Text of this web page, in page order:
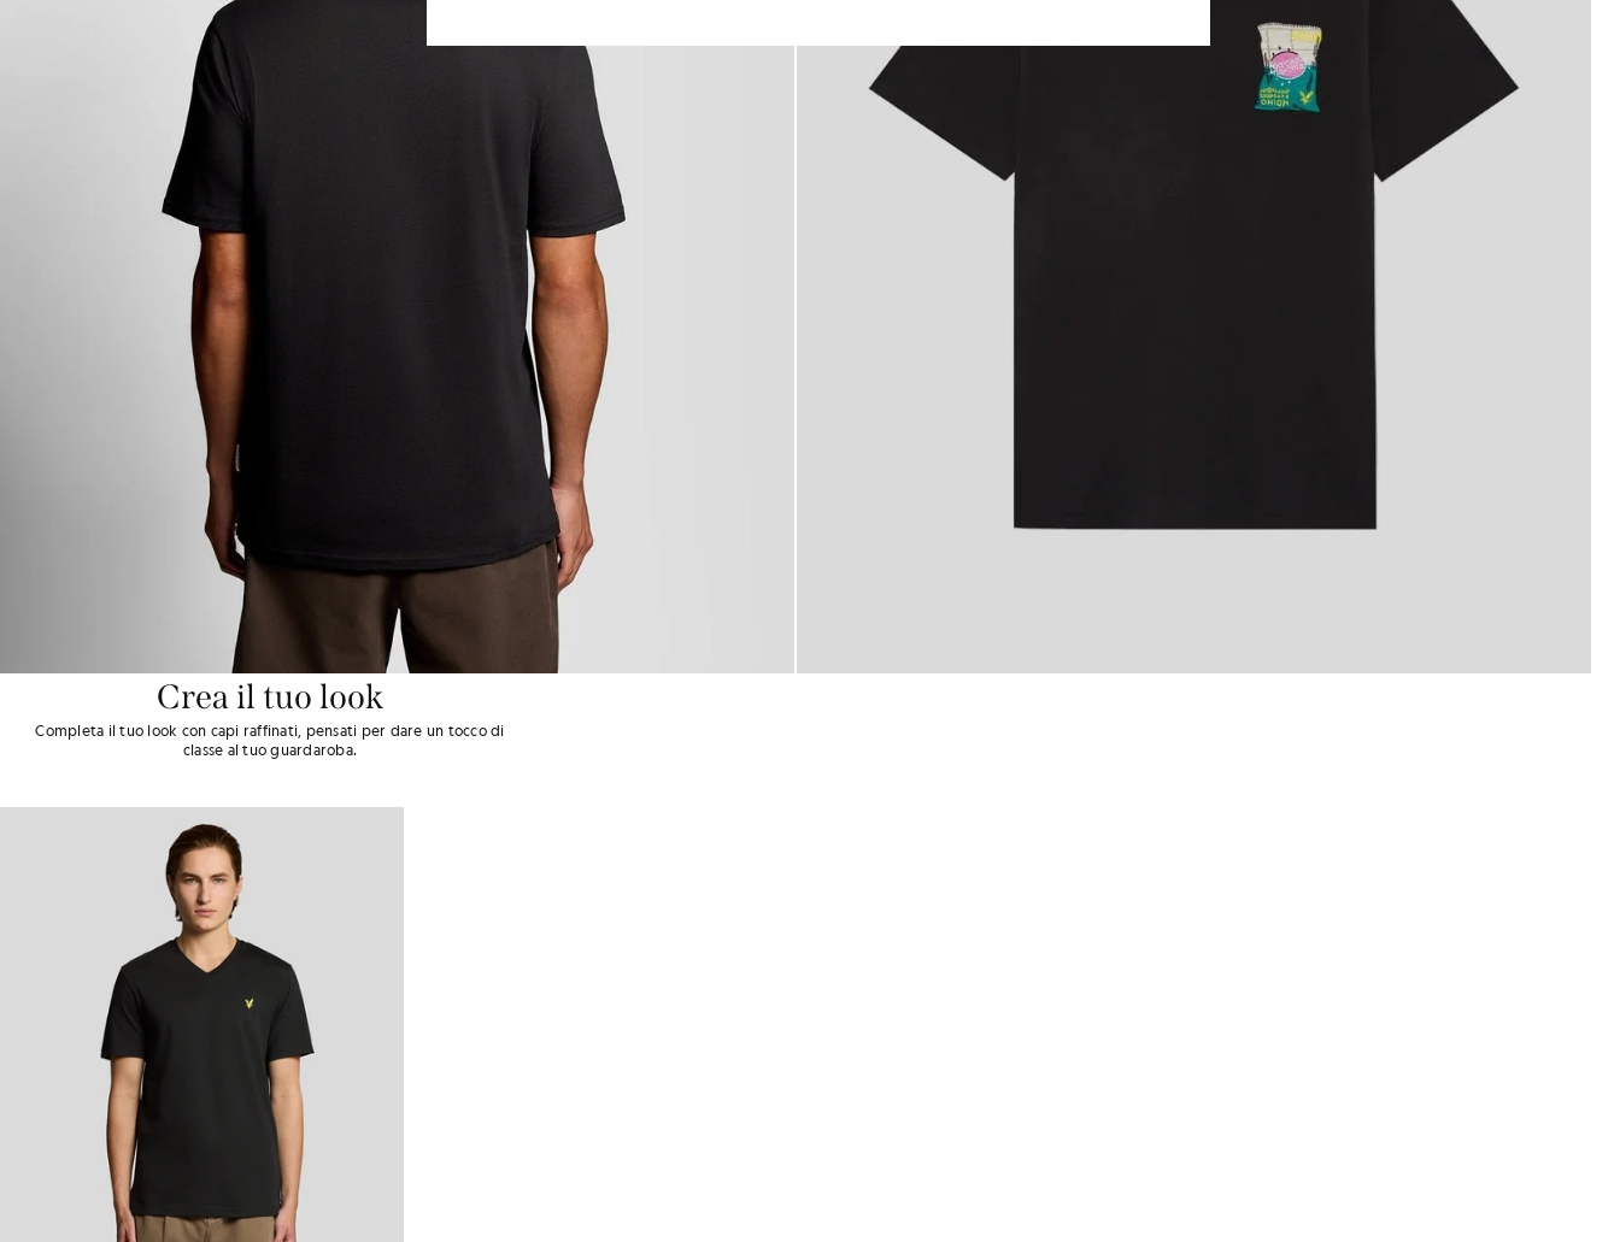
Crea il tuo look
Completa il tuo look con capi raffinati, pensati per dare un tocco di
classe al tuo guardaroba.